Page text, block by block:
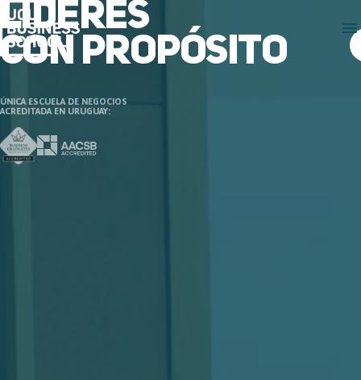
LÍDERES
CON PROPÓSITO
ÚNICA ESCUELA DE NEGOCIOS
ACREDITADA EN URUGUAY: